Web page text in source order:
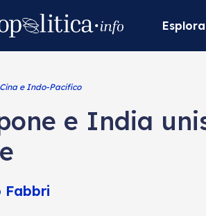
Esplora
Cina e Indo-Pacifico
e India
Fabbri